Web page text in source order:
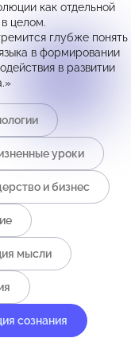
как отдельной
целом.
глубже понять
в формировании
в развитии
уроки
и бизнес
мысли
сознания